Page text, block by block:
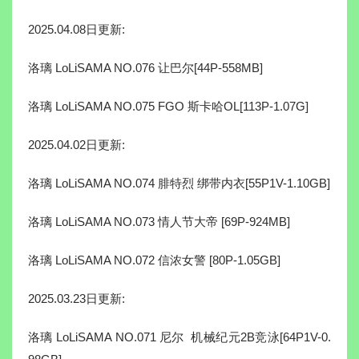
2025.04.08日更新:
洛璃 LoLiSAMA NO.076 让巴尔[44P-558MB]
洛璃 LoLiSAMA NO.075 FGO 斯卡哈OL[113P-1.07G]
2025.04.02日更新:
洛璃 LoLiSAMA NO.074 腓特烈 绑带内衣[55P1V-1.10GB]
洛璃 LoLiSAMA NO.073 情人节大帝 [69P-924MB]
洛璃 LoLiSAMA NO.072 信浓女警 [80P-1.05GB]
2025.03.23日更新:
洛璃 LoLiSAMA NO.071 尼尔 机械纪元2B竞泳[64P1V-0.